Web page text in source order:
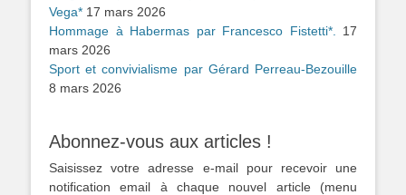
Vega* 17 mars 2026
Hommage à Habermas par Francesco Fistetti*.
17
mars 2026
Sport et convivialisme par Gérard Perreau-Bezouille
8 mars 2026
Abonnez-vous aux articles !
Saisissez votre adresse e-mail pour recevoir une
notification email à chaque nouvel article (menu